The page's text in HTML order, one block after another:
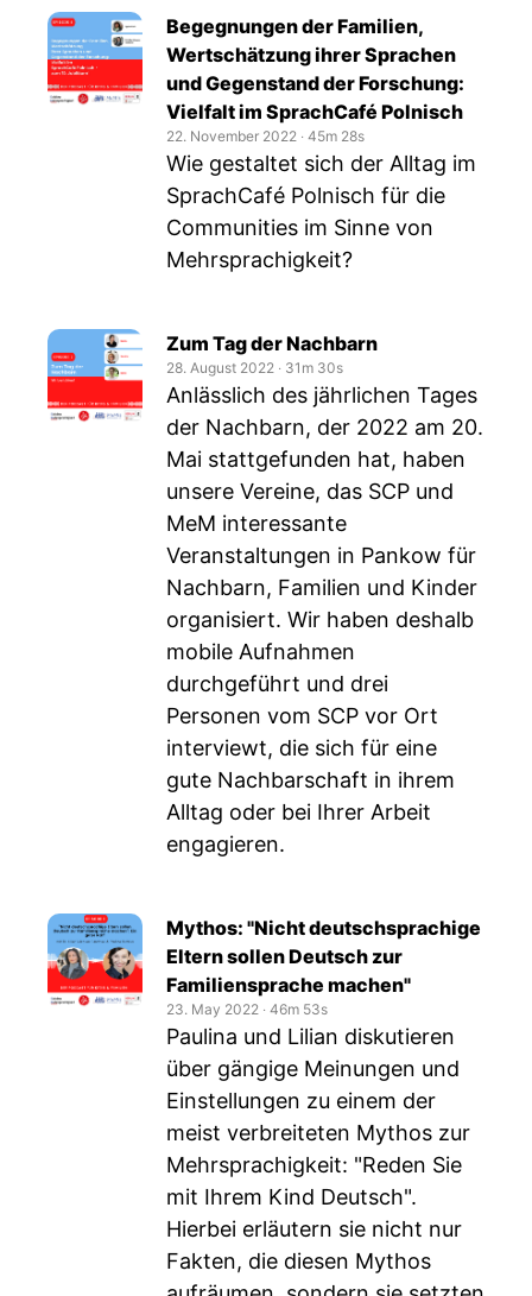
Begegnungen der Familien,
Wertschätzung ihrer Sprachen
und Gegenstand der Forschung:
Vielfalt im SprachCafé Polnisch
22. November 2022 ‧ 45m 28s
Wie gestaltet sich der Alltag im
SprachCafé Polnisch für die
Communities im Sinne von
Mehrsprachigkeit?
Zum Tag der Nachbarn
28. August 2022 ‧ 31m 30s
Anlässlich des jährlichen Tages
der Nachbarn, der 2022 am 20.
Mai stattgefunden hat, haben
unsere Vereine, das SCP und
MeM interessante
Veranstaltungen in Pankow für
Nachbarn, Familien und Kinder
organisiert. Wir haben deshalb
mobile Aufnahmen
durchgeführt und drei
Personen vom SCP vor Ort
interviewt, die sich für eine
gute Nachbarschaft in ihrem
Alltag oder bei Ihrer Arbeit
engagieren.
Mythos: "Nicht deutschsprachige
Eltern sollen Deutsch zur
Familiensprache machen"
23. May 2022 ‧ 46m 53s
Paulina und Lilian diskutieren
über gängige Meinungen und
Einstellungen zu einem der
meist verbreiteten Mythos zur
Mehrsprachigkeit: "Reden Sie
mit Ihrem Kind Deutsch".
Hierbei erläutern sie nicht nur
Fakten, die diesen Mythos